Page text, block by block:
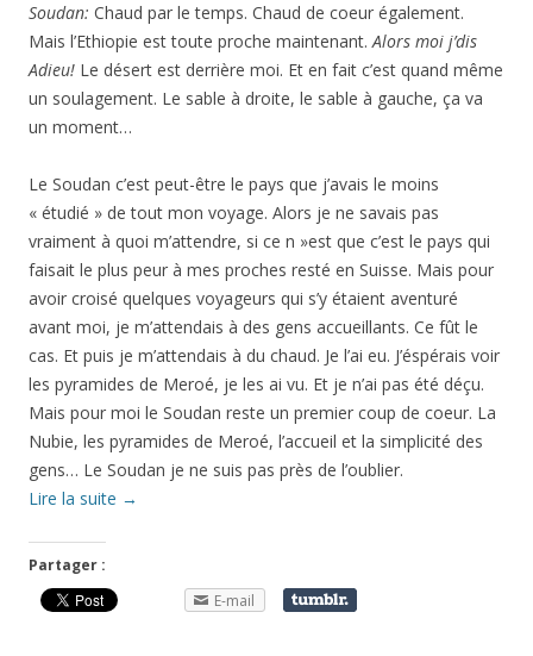
Soudan: Chaud par le temps. Chaud de coeur également.
Mais l’Ethiopie est toute proche maintenant.Alors moi j’dis
Adieu! Le désert est derrière moi. Et en fait c’est quand même
un soulagement. Le sable à droite, le sable à gauche, ça va
un moment…
Le Soudan c’est peut-être le pays que j’avais le moins
« étudié » de tout mon voyage. Alors je ne savais pas
vraiment à quoi m’attendre, si ce n »est que c’est le pays qui
faisait le plus peur à mes proches resté en Suisse. Mais pour
avoir croisé quelques voyageurs qui s’y étaient aventuré
avant moi, je m’attendais à des gens accueillants. Ce fût le
cas. Et puis je m’attendais à du chaud. Je l’ai eu. J’éspérais voir
les pyramides de Meroé, je les ai vu. Et je n’ai pas été déçu.
Mais pour moi le Soudan reste un premier coup de coeur. La
Nubie, les pyramides de Meroé, l’accueil et la simplicité des
gens… Le Soudan je ne suis pas près de l’oublier.
Lire la suite →
Partager :
E-mail